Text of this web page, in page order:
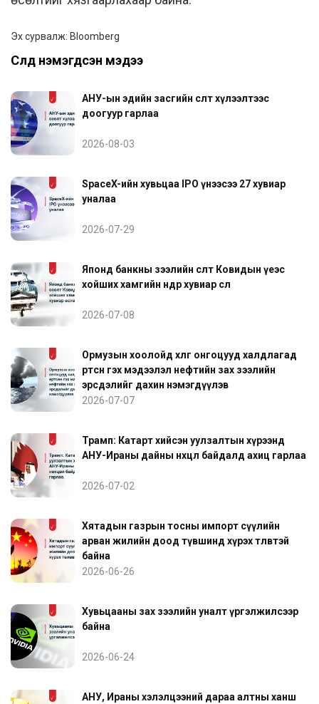
Эх сурвалж: Bloomberg
Сүүлд нэмэгдсэн мэдээ
АНУ-ын эдийн засгийн өсөлт хүлээлтээс
доогуур гарлаа
2026-08-03
SpaceX-ийн хувьцаа IPO үнээсээ 27 хувиар
уналаа
2026-07-29
Японд банкны зээлийн өсөлт Ковидын үеэс
хойших хамгийн өндөр хувиар өслөө
2026-07-08
Ормузын хоолойд хөлөг онгоцууд халдлагад
өртсөн гэх мэдээлэл нефтийн зах зээлийн
эрсдэлийг дахин нэмэгдүүлэв
2026-07-07
Трамп: Катарт хийсэн уулзалтын хүрээнд
АНУ-Ираны дайны нөхцөл байдалд ахиц гарлаа
2026-07-02
Хятадын газрын тосны импорт сүүлийн
арван жилийн доод түвшинд хүрэх төлөвтэй
байна
2026-06-26
Хувьцааны зах зээлийн уналт үргэлжилсээр
байна
2026-06-24
АНУ, Ираны хэлэлцээний дараа алтны ханш